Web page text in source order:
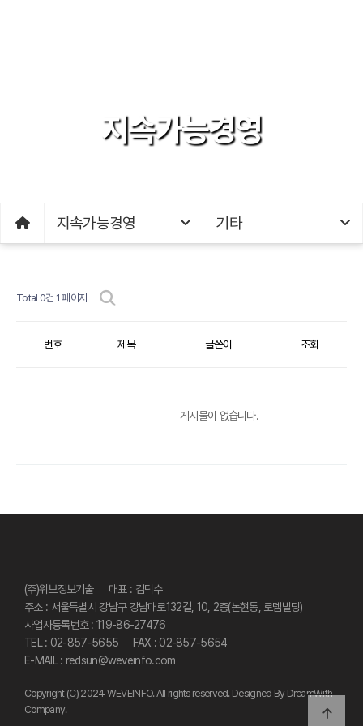
지속가능경영
지속가능경영 기타
Total 0건 1 페이지
번호 제목 글쓴이 조회
게시물이 없습니다.
사이트 정보
(주)위브정보기술
대표 : 김덕수
주소 : 서울특별시 강남구 강남대로132길, 10, 2층(논현동, 로뎀빌딩)
사업자등록번호 : 119-86-27476
TEL : 02-857-5655
FAX : 02-857-5654
E-MAIL : redsun@weveinfo.com
Copyright (C) 2024 WEVEINFO. All rights reserved. Designed By DreamWith
Company.